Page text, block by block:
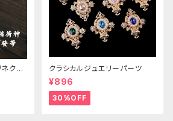
クタ
クラシカルジュエリーパーツ
¥896
30%OFF